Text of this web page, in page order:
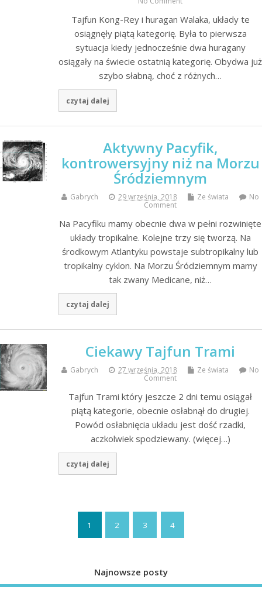
Tajfun Kong-Rey i huragan Walaka, układy te
osiągnęły piątą kategorię. Była to pierwsza
sytuacja kiedy jednocześnie dwa huragany
osiągały na świecie ostatnią kategorię. Obydwa już
szybo słabną, choć z różnych…
czytaj dalej
Aktywny Pacyfik,
kontrowersyjny niż na Morzu
Śródziemnym
Gabrych 29 września, 2018 Ze świata
No
Comment
Na Pacyfiku mamy obecnie dwa w pełni rozwinięte
układy tropikalne. Kolejne trzy się tworzą. Na
środkowym Atlantyku powstaje subtropikalny lub
tropikalny cyklon. Na Morzu Śródziemnym mamy
tak zwany Medicane, niż…
czytaj dalej
Ciekawy Tajfun Trami
Gabrych 27 września, 2018 Ze świata
No
Comment
Tajfun Trami który jeszcze 2 dni temu osiągał
piątą kategorie, obecnie osłabnął do drugiej.
Powód osłabnięcia układu jest dość rzadki,
aczkolwiek spodziewany. (więcej…)
czytaj dalej
1 2 3 4
Najnowsze posty